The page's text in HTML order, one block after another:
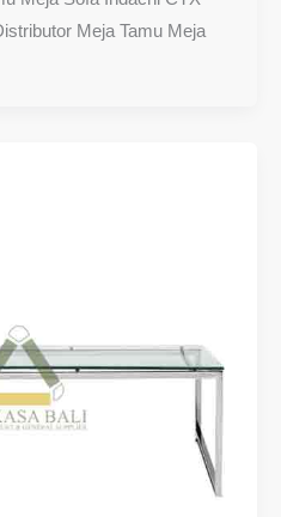
Meja Tamu Meja